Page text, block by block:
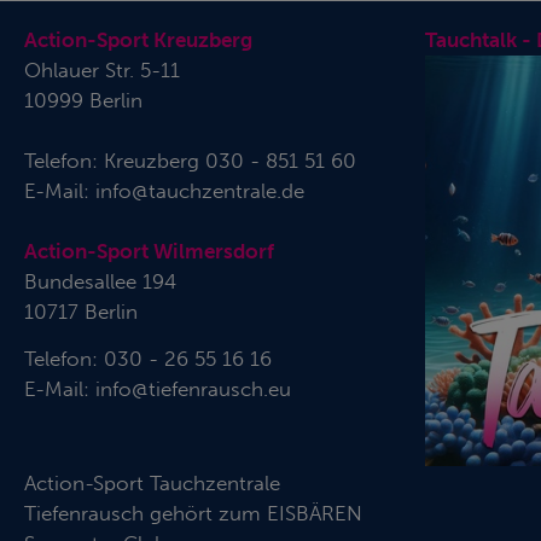
Action-Sport Kreuzberg
Ohlauer Str. 5-11
10999 Berlin
Telefon: Kreuzberg 030 - 851 51 60
E-Mail: info@tauchzentrale.de
Action-Sport Wilmersdorf
Bundesallee 194
10717 Berlin
Telefon: 030 - 26 55 16 16
E-Mail: info@tiefenrausch.eu
Action-Sport Tauchzentrale
Tiefenrausch gehört zum EISBÄREN
Tauchtalk -